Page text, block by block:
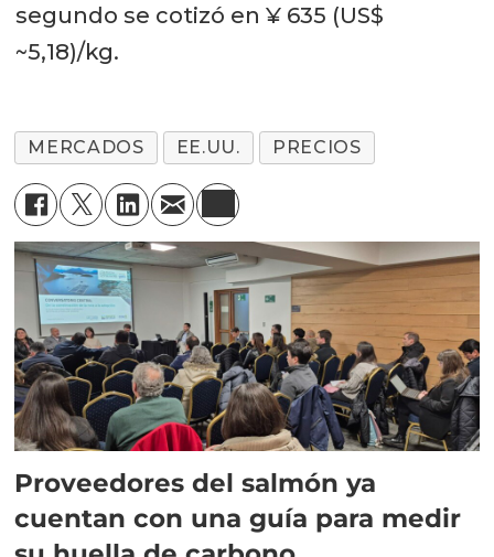
segundo se cotizó en ¥ 635 (US$
~5,18)/kg.
MERCADOS EE.UU. PRECIOS
Proveedores del salmón ya
cuentan con una guía para medir